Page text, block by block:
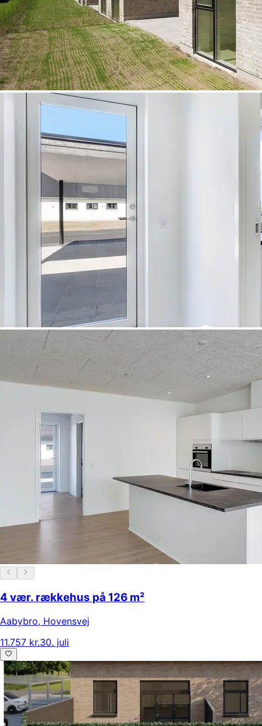
4 vær. rækkehus på 126 m²
Aabybro, Hovensvej
11.757 kr.30. juli